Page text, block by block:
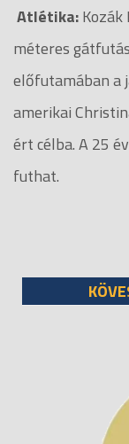
Atlétika:
méteres
előfutamában a
amerikai
ért célba. A 25
futhat.